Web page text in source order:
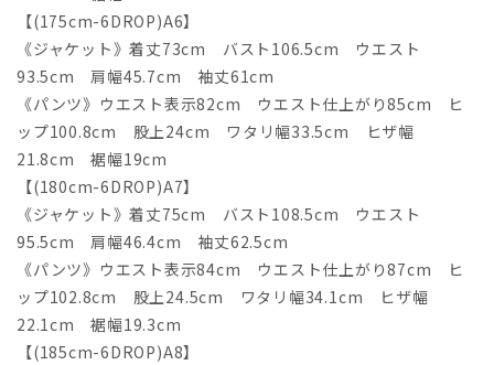
【(175cm-6DROP)A6】
《ジャケット》着丈73cm バスト106.5cm ウエスト
93.5cm 肩幅45.7cm 袖丈61cm
《パンツ》ウエスト表示82cm ウエスト仕上がり85cm ヒ
ップ100.8cm 股上24cm ワタリ幅33.5cm ヒザ幅
21.8cm 裾幅19cm
【(180cm-6DROP)A7】
《ジャケット》着丈75cm バスト108.5cm ウエスト
95.5cm 肩幅46.4cm 袖丈62.5cm
《パンツ》ウエスト表示84cm ウエスト仕上がり87cm ヒ
ップ102.8cm 股上24.5cm ワタリ幅34.1cm ヒザ幅
22.1cm 裾幅19.3cm
【(185cm-6DROP)A8】